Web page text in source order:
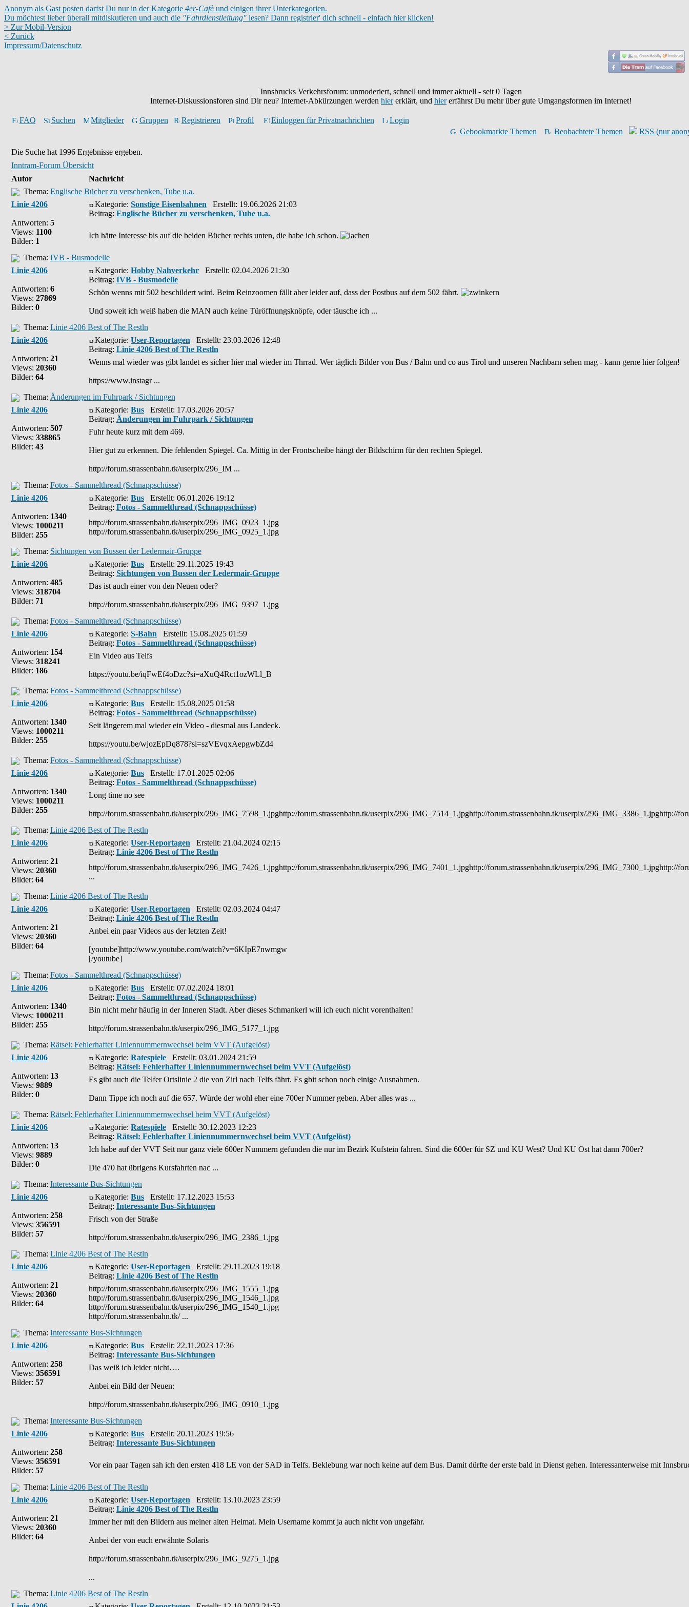
Anonym als Gast posten darfst Du nur in der Kategorie 4er-Cafè und einigen ihrer Unterkategorien.
Du möchtest lieber überall mitdiskutieren und auch die "Fahrdienstleitung" lesen? Dann registrier' dich schnell - einfach hier klicken!
> Zur Mobil-Version
< Zurück
Impressum/Datenschutz
Innsbrucks Verkehrsforum: unmoderiert, schnell und immer aktuell - seit 0Tagen
Internet-Diskussionsforen sind Dir neu? Internet-Abkürzungen werden hiererklärt, und hiererfährst Du mehr über gute Umgangsformen im Internet!
FAQ Suchen Mitglieder Gruppen Registrieren Profil Einloggen für Privatnachrichten
Login
Gebookmarkte Themen
Beobachtete Themen RSS (nur
Die Suche hat 1996 Ergebnisse ergeben.
Inntram-Forum Übersicht
Autor
Nachricht
Thema: Englische Bücher zu verschenken, Tube u.a.
Linie 4206
Antworten: 5
Views: 1100
Bilder: 1
Kategorie: Sonstige Eisenbahnen Erstellt: 19.06.2026 21:03
Beitrag: Englische Bücher zu verschenken, Tube u.a.
Ich hätte Interesse bis auf die beiden Bücher rechts unten, die habe ich schon.
Thema: IVB - Busmodelle
Linie 4206
Antworten: 6
Views: 27869
Bilder: 0
Kategorie: Hobby Nahverkehr Erstellt: 02.04.2026 21:30
Beitrag: IVB - Busmodelle
Schön wenns mit 502 beschildert wird. Beim Reinzoomen fällt aber leider auf, dass der Postbus auf dem 502 fährt.
Und soweit ich weiß haben die MAN auch keine Türöffnungsknöpfe, oder täusche ich ...
Thema: Linie 4206 Best of The Restln
Linie 4206
Antworten: 21
Views: 20360
Bilder: 64
Kategorie: User-Reportagen Erstellt: 23.03.2026 12:48
Beitrag: Linie 4206 Best of The Restln
Wenns mal wieder was gibt landet es sicher hier mal wieder im Thrrad. Wer täglich Bilder von Bus / Bahn und co aus Tirol und unseren Nachbarn sehen mag - kann gerne hier folgen!
https://www.instagr ...
Thema: Änderungen im Fuhrpark / Sichtungen
Linie 4206
Antworten: 507
Views: 338865
Bilder: 43
Kategorie: Bus Erstellt: 17.03.2026 20:57
Beitrag: Änderungen im Fuhrpark / Sichtungen
Fuhr heute kurz mit dem 469.
Hier gut zu erkennen. Die fehlenden Spiegel. Ca. Mittig in der Frontscheibe hängt der Bildschirm für den rechten Spiegel.
http://forum.strassenbahn.tk/userpix/296_IM ...
Thema: Fotos - Sammelthread (Schnappschüsse)
Linie 4206
Antworten: 1340
Views: 1000211
Bilder: 255
Kategorie: Bus Erstellt: 06.01.2026 19:12
Beitrag: Fotos - Sammelthread (Schnappschüsse)
http://forum.strassenbahn.tk/userpix/296_IMG_0923_1.jpg
http://forum.strassenbahn.tk/userpix/296_IMG_0925_1.jpg
Thema: Sichtungen von Bussen der Ledermair-Gruppe
Linie 4206
Antworten: 485
Views: 318704
Bilder: 71
Kategorie: Bus Erstellt: 29.11.2025 19:43
Beitrag: Sichtungen von Bussen der Ledermair-Gruppe
Das ist auch einer von den Neuen oder?
http://forum.strassenbahn.tk/userpix/296_IMG_9397_1.jpg
Thema: Fotos - Sammelthread (Schnappschüsse)
Linie 4206
Antworten: 154
Views: 318241
Bilder: 186
Kategorie: S-Bahn Erstellt: 15.08.2025 01:59
Beitrag: Fotos - Sammelthread (Schnappschüsse)
Ein Video aus Telfs
https://youtu.be/iqFwEf4oDzc?si=aXuQ4Rct1ozWLl_B
Thema: Fotos - Sammelthread (Schnappschüsse)
Linie 4206
Antworten: 1340
Views: 1000211
Bilder: 255
Kategorie: Bus Erstellt: 15.08.2025 01:58
Beitrag: Fotos - Sammelthread (Schnappschüsse)
Seit längerem mal wieder ein Video - diesmal aus Landeck.
https://youtu.be/wjozEpDq878?si=szVEvqxAepgwbZd4
Thema: Fotos - Sammelthread (Schnappschüsse)
Linie 4206
Antworten: 1340
Views: 1000211
Bilder: 255
Kategorie: Bus Erstellt: 17.01.2025 02:06
Beitrag: Fotos - Sammelthread (Schnappschüsse)
Long time no see
http://forum.strassenbahn.tk/userpix/296_IMG_7598_1.jpghttp://forum.strassenbahn.tk/userpix/296_IMG_7514_1.jpghttp://forum.strassenbahn.tk/userpix/296_IMG_3386_1.jpghttp://
Thema: Linie 4206 Best of The Restln
Linie 4206
Antworten: 21
Views: 20360
Bilder: 64
Kategorie: User-Reportagen Erstellt: 21.04.2024 02:15
Beitrag: Linie 4206 Best of The Restln
http://forum.strassenbahn.tk/userpix/296_IMG_7426_1.jpghttp://forum.strassenbahn.tk/userpix/296_IMG_7401_1.jpghttp://forum.strassenbahn.tk/userpix/296_IMG_7300_1.jpghttp://
...
Thema: Linie 4206 Best of The Restln
Linie 4206
Antworten: 21
Views: 20360
Bilder: 64
Kategorie: User-Reportagen Erstellt: 02.03.2024 04:47
Beitrag: Linie 4206 Best of The Restln
Anbei ein paar Videos aus der letzten Zeit!
[youtube]http://www.youtube.com/watch?v=6KIpE7nwmgw
[/youtube]
Thema: Fotos - Sammelthread (Schnappschüsse)
Linie 4206
Antworten: 1340
Views: 1000211
Bilder: 255
Kategorie: Bus Erstellt: 07.02.2024 18:01
Beitrag: Fotos - Sammelthread (Schnappschüsse)
Bin nicht mehr häufig in der Inneren Stadt. Aber dieses Schmankerl will ich euch nicht vorenthalten!
http://forum.strassenbahn.tk/userpix/296_IMG_5177_1.jpg
Thema: Rätsel: Fehlerhafter Liniennummernwechsel beim VVT (Aufgelöst)
Linie 4206
Antworten: 13
Views: 9889
Bilder: 0
Kategorie: Ratespiele Erstellt: 03.01.2024 21:59
Beitrag: Rätsel: Fehlerhafter Liniennummernwechsel beim VVT (Aufgelöst)
Es gibt auch die Telfer Ortslinie 2 die von Zirl nach Telfs fährt. Es gbit schon noch einige Ausnahmen.
Dann Tippe ich noch auf die 657. Würde der wohl eher eine 700er Nummer geben. Aber alles was ...
Thema: Rätsel: Fehlerhafter Liniennummernwechsel beim VVT (Aufgelöst)
Linie 4206
Antworten: 13
Views: 9889
Bilder: 0
Kategorie: Ratespiele Erstellt: 30.12.2023 12:23
Beitrag: Rätsel: Fehlerhafter Liniennummernwechsel beim VVT (Aufgelöst)
Ich habe auf der VVT Seit nur ganz viele 600er Nummern gefunden die nur im Bezirk Kufstein fahren. Sind die 600er für SZ und KU West? Und KU Ost hat dann 700er?
Die 470 hat übrigens Kursfahrten nac ...
Thema: Interessante Bus-Sichtungen
Linie 4206
Antworten: 258
Views: 356591
Bilder: 57
Kategorie: Bus Erstellt: 17.12.2023 15:53
Beitrag: Interessante Bus-Sichtungen
Frisch von der Straße
http://forum.strassenbahn.tk/userpix/296_IMG_2386_1.jpg
Thema: Linie 4206 Best of The Restln
Linie 4206
Antworten: 21
Views: 20360
Bilder: 64
Kategorie: User-Reportagen Erstellt: 29.11.2023 19:18
Beitrag: Linie 4206 Best of The Restln
http://forum.strassenbahn.tk/userpix/296_IMG_1555_1.jpg
http://forum.strassenbahn.tk/userpix/296_IMG_1546_1.jpg
http://forum.strassenbahn.tk/userpix/296_IMG_1540_1.jpg
http://forum.strassenbahn.tk/ ...
Thema: Interessante Bus-Sichtungen
Linie 4206
Antworten: 258
Views: 356591
Bilder: 57
Kategorie: Bus Erstellt: 22.11.2023 17:36
Beitrag: Interessante Bus-Sichtungen
Das weiß ich leider nicht….
Anbei ein Bild der Neuen:
http://forum.strassenbahn.tk/userpix/296_IMG_0910_1.jpg
Thema: Interessante Bus-Sichtungen
Linie 4206
Antworten: 258
Views: 356591
Bilder: 57
Kategorie: Bus Erstellt: 20.11.2023 19:56
Beitrag: Interessante Bus-Sichtungen
Vor ein paar Tagen sah ich den ersten 418 LE von der SAD in Telfs. Beklebung war noch keine auf dem Bus. Damit dürfte der erste bald in Dienst gehen. Interessanterweise mit
Thema: Linie 4206 Best of The Restln
Linie 4206
Antworten: 21
Views: 20360
Bilder: 64
Kategorie: User-Reportagen Erstellt: 13.10.2023 23:59
Beitrag: Linie 4206 Best of The Restln
Immer her mit den Bildern aus meiner alten Heimat. Mein Username kommt ja auch nicht von ungefähr.
Anbei der von euch erwähnte Solaris
http://forum.strassenbahn.tk/userpix/296_IMG_9275_1.jpg
...
Thema: Linie 4206 Best of The Restln